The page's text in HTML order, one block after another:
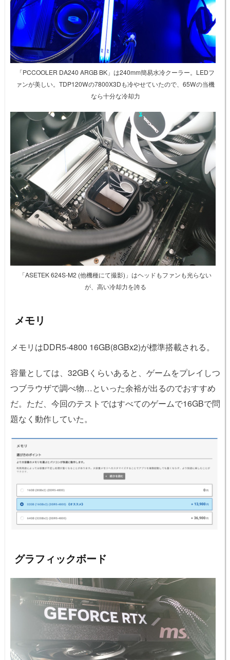
「PCCOOLER DA240 ARGB BK」は240mm簡易水冷クーラー。LEDフ
ァンが美しい。TDP120Wの7800X3Dも冷やせていたので、65Wの当機
なら十分な冷却力
「ASETEK 624S-M2 (他機種にて撮影)」はヘッドもファンも光らない
が、高い冷却力を誇る
メモリ
メモリはDDR5-4800 16GB(8GBx2)が標準搭載される。
容量としては、32GBくらいあると、ゲームをプレイしつ
つブラウザで調べ物…といった余裕が出るのでおすすめ
だ。ただ、今回のテストではすべてのゲームで16GBで問
題なく動作していた。
グラフィックボード